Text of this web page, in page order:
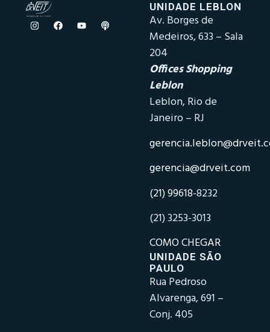
UNIDADE LEBLON
Av. Borges de
Medeiros, 633 – Sala
204
Offices Shopping
Leblon
Leblon, Rio de
Janeiro – RJ
gerencia@drveit.com
(21) 99618-8232
(21) 3253-3013
COMO CHEGAR
UNIDADE SÃO
PAULO
Rua Pedroso
Alvarenga, 691 –
Conj. 405